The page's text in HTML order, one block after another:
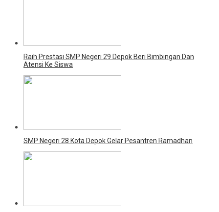
Raih Prestasi SMP Negeri 29 Depok Beri Bimbingan Dan
Atensi Ke Siswa
SMP Negeri 28 Kota Depok Gelar Pesantren Ramadhan